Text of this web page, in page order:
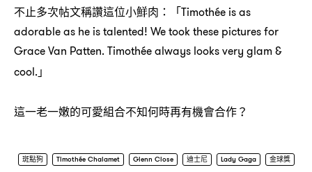
不止多次帖文稱讚這位小鮮肉 ： 「Timothée is as
adorable as he is talented! We took these pictures for
Grace Van Patten. Timothée always looks very glam &
cool. 」
這一老一嫩的可愛組合不知何時再有機會合作？
斑點狗 Timothée Chalamet Glenn Close 迪士尼 Lady Gaga 金球獎